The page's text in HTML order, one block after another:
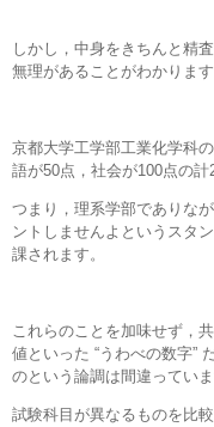
しかし，中身をきちんと精
無理があることがわかります
京都大学工学部工業化学科
語が50点，社会が100点の計
つまり，理系学部でありな
ントしませんよというスタ
課されます。
これらのことを加味せず，
値といった “うわべの数字”
のという論調は間違っていま
試験科目が異なるものを比